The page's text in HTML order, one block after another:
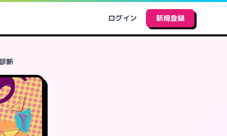
ログイン 新規登録
断